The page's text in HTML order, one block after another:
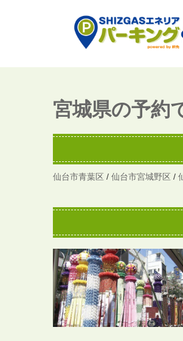
宮城県の予約
仙台市青葉区 / 仙台市宮城野区 /